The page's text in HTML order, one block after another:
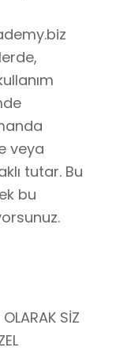
veya
tutar. Bu
bu
SİZ